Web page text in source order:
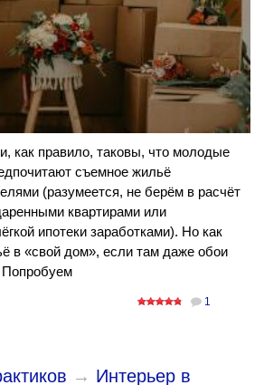
как правило, таковы, что молодые
съемное жильё
(разумеется, не берём в расчёт
квартирами или
ипотеки заработками). Но как
в «свой дом», если там даже обои
Попробуем
1
→ Интерьер в